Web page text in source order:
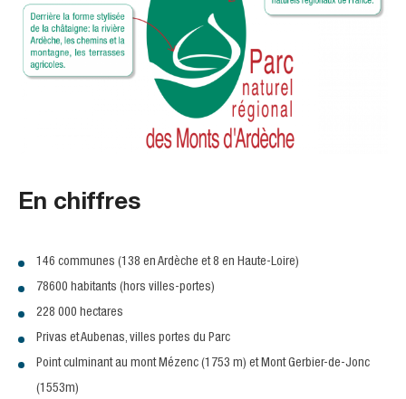
En chiffres
146 communes (138 en Ardèche et 8 en Haute-Loire)
78600 habitants (hors villes-portes)
228 000 hectares
Privas et Aubenas, villes portes du Parc
Point culminant au mont Mézenc (1753 m) et Mont Gerbier-de-Jonc
(1553m)